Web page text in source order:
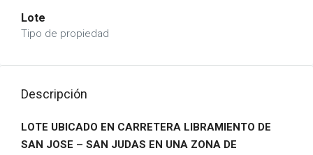
Lote
Tipo de propiedad
Descripción
LOTE UBICADO EN CARRETERA LIBRAMIENTO DE
SAN JOSE – SAN JUDAS EN UNA ZONA DE